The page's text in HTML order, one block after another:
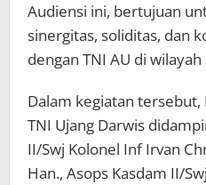
Audiensi ini, bertujuan
sinergitas, soliditas, dan
dengan TNI AU di
Dalam kegiatan tersebut,
TNI Ujang Darwis
II/Swj Kolonel Inf Irvan
Han., Asops Kasdam II/